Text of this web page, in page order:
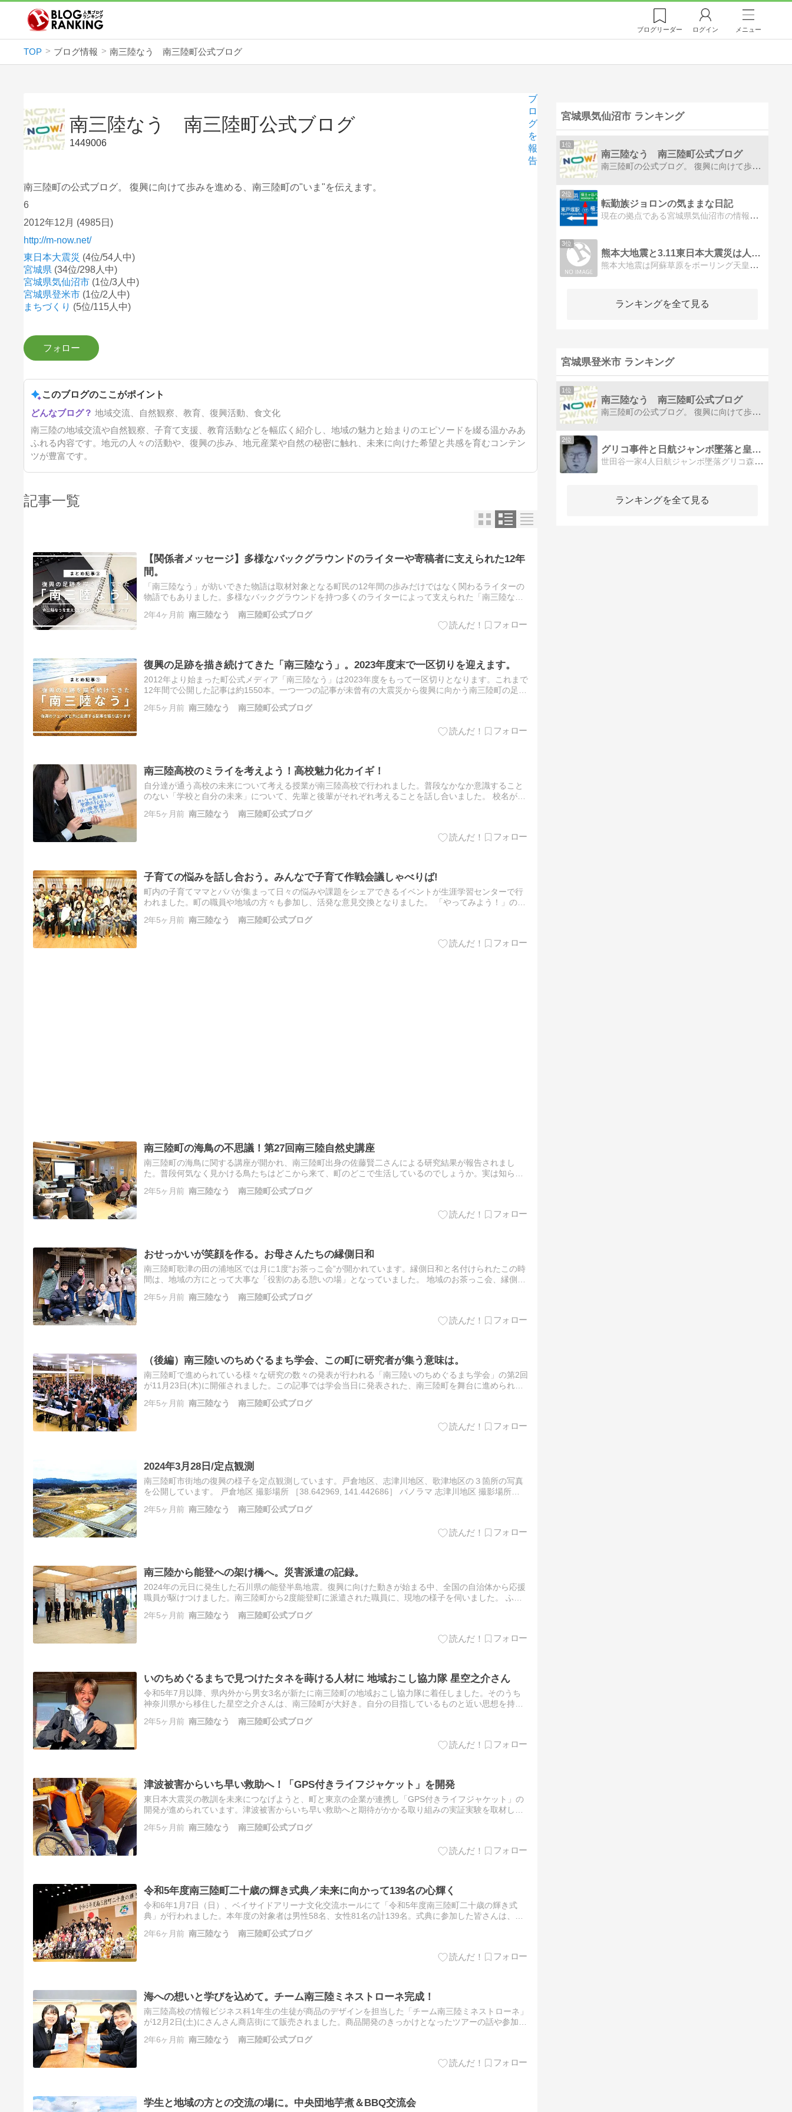
ブログリーダー ログイン メニュー
TOP ブログ情報 南三陸なう 南三陸町公式ブログ
南三陸なう 南三陸町公式ブログ
1449006
ブ
ロ
グ
を
報
告
南三陸町の公式ブログ。 復興に向けて歩みを進める、南三陸町の"いま"を伝えます。
6
2012年12月 (4985日)
http://m-now.net/
東日本大震災 (4位/54人中)
宮城県 (34位/298人中)
宮城県気仙沼市 (1位/3人中)
宮城県登米市 (1位/2人中)
まちづくり (5位/115人中)
このブログのここがポイント
地域交流、自然観察、教育、復興活動、食文化
南三陸の地域交流や自然観察、子育て支援、教育活動などを幅広く紹介し、地域の魅力と始まりのエピソードを綴る温かみあ
ふれる内容です。地元の人々の活動や、復興の歩み、地元産業や自然の秘密に触れ、未来に向けた希望と共感を育むコンテン
ツが豊富です。
記事一覧
【関係者メッセージ】多様なバックグラウンドのライターや寄稿者に支えられた12年
間。
「南三陸なう」が紡いできた物語は取材対象となる町民の12年間の歩みだけではなく関わるライターの
物語でもありました。多様なバックグラウンドを持つ多くのライターによって支えられた「南三陸な
2年4ヶ月前 南三陸なう 南三陸町公式ブログ
復興の足跡を描き続けてきた「南三陸なう」。2023年度末で一区切りを迎えます。
2012年より始まった町公式メディア「南三陸なう」は2023年度をもって一区切りとなります。これまで
12年間で公開した記事は約1550本。一つ一つの記事が未曾有の大震災から復興に向かう南三陸町の足跡
2年5ヶ月前 南三陸なう 南三陸町公式ブログ
南三陸高校のミライを考えよう！高校魅力化カイギ！
自分達が通う高校の未来について考える授業が南三陸高校で行われました。普段なかなか意識すること
のない「学校と自分の未来」について、先輩と後輩がそれぞれ考えることを話し合いました。 校名が変
年…
2年5ヶ月前 南三陸なう 南三陸町公式ブログ
子育ての悩みを話し合おう。みんなで子育て作戦会議しゃべりば!
町内の子育てママとパパが集まって日々の悩みや課題をシェアできるイベントが生涯学習センターで行
われました。町の職員や地域の方々も参加し、活発な意見交換となりました。 「やってみよう！」の1
2年5ヶ月前 南三陸なう 南三陸町公式ブログ
南三陸町の海鳥の不思議！第27回南三陸自然史講座
南三陸町の海鳥に関する講座が開かれ、南三陸町出身の佐藤賢二さんによる研究結果が報告されまし
た。普段何気なく見かける鳥たちはどこから来て、町のどこで生活しているのでしょうか。実は知らな
日…
2年5ヶ月前 南三陸なう 南三陸町公式ブログ
おせっかいが笑顔を作る。お母さんたちの縁側日和
南三陸町歌津の田の浦地区では月に1度“お茶っこ会”が開かれています。縁側日和と名付けられたこの時
間は、地域の方にとって大事な「役割のある憩いの場」となっていました。 地域のお茶っこ会、縁側日
2年5ヶ月前 南三陸なう 南三陸町公式ブログ
（後編）南三陸いのちめぐるまち学会、この町に研究者が集う意味は。
南三陸町で進められている様々な研究の数々の発表が行われる「南三陸いのちめぐるまち学会」の第2回
が11月23日(木)に開催されました。この記事では学会当日に発表された、南三陸町を舞台に進められて
2年5ヶ月前 南三陸なう 南三陸町公式ブログ
2024年3月28日/定点観測
南三陸町市街地の復興の様子を定点観測しています。戸倉地区、志津川地区、歌津地区の３箇所の写真
を公開しています。 戸倉地区 撮影場所 ［38.642969, 141.442686］ パノラマ 志津川地区 撮影場所
2年5ヶ月前 南三陸なう 南三陸町公式ブログ
南三陸から能登への架け橋へ。災害派遣の記録。
2024年の元日に発生した石川県の能登半島地震。復興に向けた動きが始まる中、全国の自治体から応援
職員が駆けつけました。南三陸町から2度能登町に派遣された職員に、現地の様子を伺いました。 ふる
2年5ヶ月前 南三陸なう 南三陸町公式ブログ
いのちめぐるまちで見つけたタネを蒔ける人材に 地域おこし協力隊 星空之介さん
令和5年7月以降、県内外から男女3名が新たに南三陸町の地域おこし協力隊に着任しました。そのうち
神奈川県から移住した星空之介さんは、南三陸町が大好き。自分の目指しているものと近い思想を持つ
実…
2年5ヶ月前 南三陸なう 南三陸町公式ブログ
津波被害からいち早い救助へ！「GPS付きライフジャケット」を開発
東日本大震災の教訓を未来につなげようと、町と東京の企業が連携し「GPS付きライフジャケット」の
開発が進められています。津波被害からいち早い救助へと期待がかかる取り組みの実証実験を取材しま
2年5ヶ月前 南三陸なう 南三陸町公式ブログ
令和5年度南三陸町二十歳の輝き式典／未来に向かって139名の心輝く
令和6年1月7日（日）、ベイサイドアリーナ文化交流ホールにて「令和5年度南三陸町二十歳の輝き式
典」が行われました。本年度の対象者は男性58名、女性81名の計139名。式典に参加した皆さんは、振
2年6ヶ月前 南三陸なう 南三陸町公式ブログ
海への想いと学びを込めて。チーム南三陸ミネストローネ完成！
南三陸高校の情報ビジネス科1年生の生徒が商品のデザインを担当した「チーム南三陸ミネストローネ」
が12月2日(土)にさんさん商店街にて販売されました。商品開発のきっかけとなったツアーの話や参加し
2年6ヶ月前 南三陸なう 南三陸町公式ブログ
学生と地域の方との交流の場に。中央団地芋煮＆BBQ交流会
宮城県気仙沼市 ランキング
1位
南三陸なう 南三陸町公式ブログ
南三陸町の公式ブログ。 復興に向けて歩みを進める、南三陸町の"いま"を伝えます。
2位
転勤族ジョロンの気ままな日記
現在の拠点である宮城県気仙沼市の情報、仕事旅の情報、その他気になった事項を紹介するブログです。
3位
熊本大地震と3.11東日本大震災は人工地震の証拠・黒幕天皇
熊本大地震は阿蘇草原をボーリング天皇は地震波形を公表させない3.11は「核爆発の」地震波形学者は全員知っているが言えない
ランキングを全て見る
宮城県登米市 ランキング
1位
南三陸なう 南三陸町公式ブログ
南三陸町の公式ブログ。 復興に向けて歩みを進める、南三陸町の"いま"を伝えます。
2位
グリコ事件と日航ジャンボ墜落と皇后美智子と日清製粉の売上
世田谷一家4人日航ジャンボ墜落グリコ森永事件など 天皇の犯罪は多数お手伝い創価学会
ランキングを全て見る